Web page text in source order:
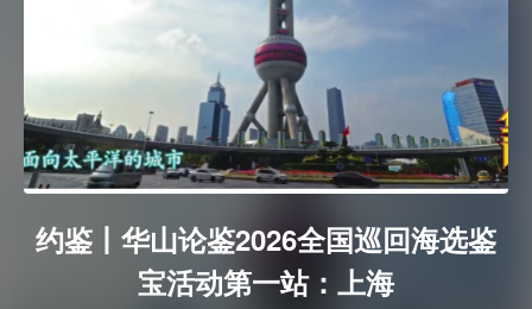
约鉴丨华山论鉴2026全国巡回海选鉴
宝活动第一站：上海